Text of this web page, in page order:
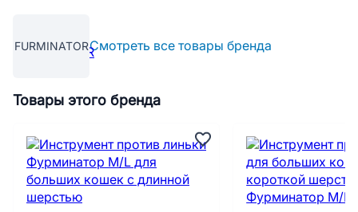
FURMINATORСмотреть все товары бренда
Товары этого бренда